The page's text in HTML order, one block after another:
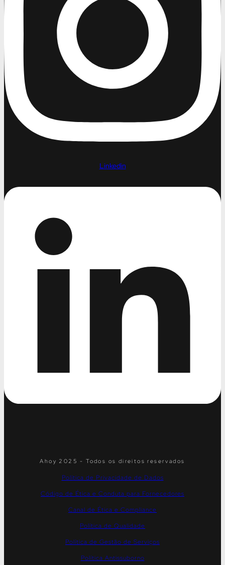
Linkedin
Ahoy 2025 - Todos os direitos reservados
Política de Privacidade de Dados
Código de Ética e Conduta para Fornecedores
Canal de Ética e Compliance
Política de Qualidade
Política de Gestão de Serviços
Política Antissuborno